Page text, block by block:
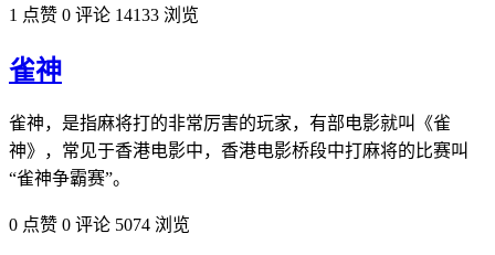
1 点赞 0 评论 14133 浏览
雀神
雀神，是指麻将打的非常厉害的玩家，有部电影就叫《雀
神》，常见于香港电影中，香港电影桥段中打麻将的比赛叫
“雀神争霸赛”。
0 点赞 0 评论 5074 浏览